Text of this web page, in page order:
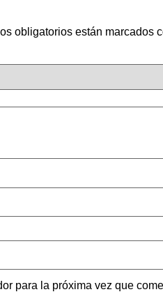
obligatorios están marcados
para la próxima vez que